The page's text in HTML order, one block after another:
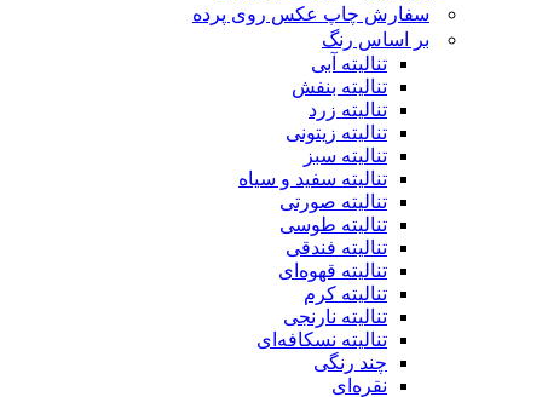
سفارش چاپ عکس روی پرده
بر اساس رنگ
تنالیته آبی
تنالیته بنفش
تنالیته زرد
تنالیته زیتونی
تنالیته سبز
تنالیته سفید و سیاه
تنالیته صورتی
تنالیته طوسی
تنالیته فندقی
تنالیته قهوه‌ای
تنالیته کرم
تنالیته نارنجی
تنالیته نسکافه‌ای
چند رنگی
نقره‌ای